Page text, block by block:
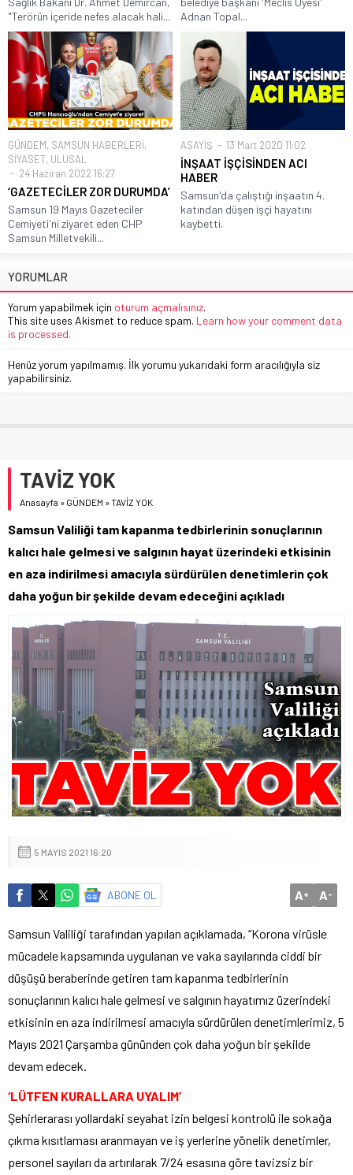
"Terörün içeride nefes alacak hali...
Adnan Topal...
GÜNDEM, SAMSUN HABERLERİ,
SİYASET, ULUSAL
24 Haziran 2022 16:27
‘GAZETECİLER ZOR DURUMDA’
Samsun 19 Mayıs Gazeteciler
Cemiyeti'ni ziyaret eden CHP
Samsun Milletvekili...
ASAYİŞ 13 Mart 2020 11:02
İNŞAAT İŞÇİSİNDEN ACI
HABER
Samsun'da çalıştığı inşaatın 4.
katından düşen işçi hayatını
kaybetti.
YORUMLAR
Yorum yapabilmek için oturum açmalısınız.
This site uses Akismet to reduce spam. Learn how your comment data
is processed.
Henüz yorum yapılmamış. İlk yorumu yukarıdaki form aracılığıyla siz
yapabilirsiniz.
TAVİZ YOK
Anasayfa » GÜNDEM »TAVİZ YOK
Samsun Valiliği tam kapanma tedbirlerinin sonuçlarının
kalıcı hale gelmesi ve salgının hayat üzerindeki etkisinin
en aza indirilmesi amacıyla sürdürülen denetimlerin çok
daha yoğun bir şekilde devam edeceğini açıkladı
5 MAYIS 2021 16:20
ABONE OL A+ A-
Samsun Valiliği tarafından yapılan açıklamada, “Korona virüsle
mücadele kapsamında uygulanan ve vaka sayılarında ciddi bir
düşüşü beraberinde getiren tam kapanma tedbirlerinin
sonuçlarının kalıcı hale gelmesi ve salgının hayatımız üzerindeki
etkisinin en aza indirilmesi amacıyla sürdürülen denetimlerimiz, 5
Mayıs 2021 Çarşamba gününden çok daha yoğun bir şekilde
devam edecek.
‘LÜTFEN KURALLARA UYALIM’
Şehirlerarası yollardaki seyahat izin belgesi kontrolü ile sokağa
çıkma kısıtlaması aranmayan ve iş yerlerine yönelik denetimler,
personel sayıları da artırılarak 7/24 esasına göre tavizsiz bir